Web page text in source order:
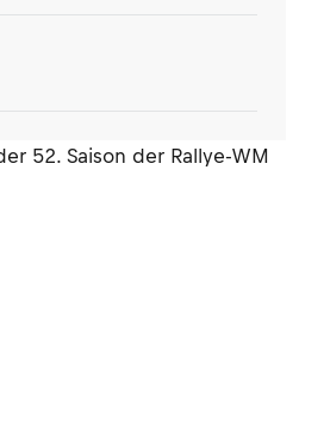
52. Saison der Rallye-WM